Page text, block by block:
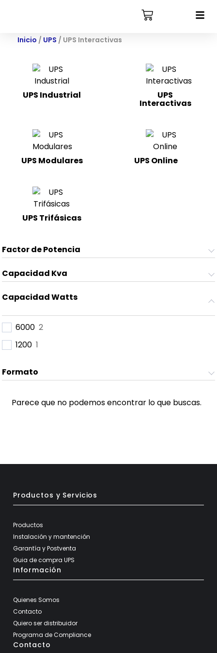
Inicio / UPS / UPS Interactivas
UPS Industrial UPS
Interactivas
UPS Modulares UPS Online
UPS Trifásicas
Factor de Potencia
Capacidad Kva
Capacidad Watts
6000 2
1200 1
Formato
Parece que no podemos encontrar lo que buscas.
Productos y Servicios
Productos
Instalación y mantención
Garantía y Postventa
Guia de compra UPS
Información
Quienes Somos
Contacto
Quiero ser distribuidor
Programa de Compliance
Contacto